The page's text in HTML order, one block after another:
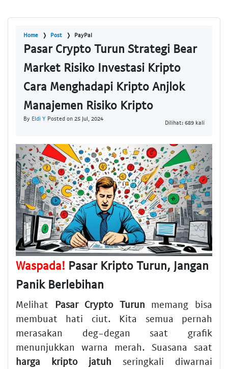
Home Post PayPal
Pasar Crypto Turun Strategi Bear
Market Risiko Investasi Kripto
Cara Menghadapi Kripto Anjlok
Manajemen Risiko Kripto
By Eldi Y Posted on 25 Jul, 2024
Dilihat: 689 kali
Waspada! Pasar Kripto Turun, Jangan
Panik Berlebihan
Melihat Pasar Crypto Turun memang bisa
membuat hati ciut. Kita semua pernah
merasakan deg-degan saat grafik
menunjukkan warna merah. Suasana saat
harga kripto jatuh seringkali diwarnai